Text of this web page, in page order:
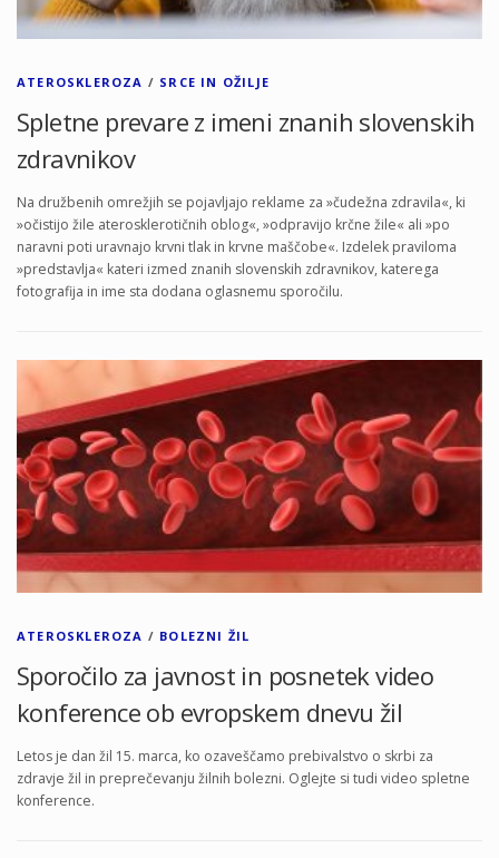
ATEROSKLEROZA / SRCE IN OŽILJE
Spletne prevare z imeni znanih slovenskih
zdravnikov
Na družbenih omrežjih se pojavljajo reklame za »čudežna zdravila«, ki
»očistijo žile aterosklerotičnih oblog«, »odpravijo krčne žile« ali »po
naravni poti uravnajo krvni tlak in krvne maščobe«. Izdelek praviloma
»predstavlja« kateri izmed znanih slovenskih zdravnikov, katerega
fotografija in ime sta dodana oglasnemu sporočilu.
ATEROSKLEROZA / BOLEZNI ŽIL
Sporočilo za javnost in posnetek video
konference ob evropskem dnevu žil
Letos je dan žil 15. marca, ko ozaveščamo prebivalstvo o skrbi za
zdravje žil in preprečevanju žilnih bolezni. Oglejte si tudi video spletne
konference.